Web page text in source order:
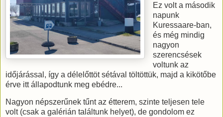
Ez volt a második
napunk
Kuressaare-ban,
és még mindig
nagyon
szerencsések
voltunk az
időjárással, így a délelőttöt sétával töltöttük, majd a kikötőbe
érve itt állapodtunk meg ebédre...
Nagyon népszerűnek tűnt az étterem, szinte teljesen tele
volt (csak a galérián találtunk helyet), de gondolom ez